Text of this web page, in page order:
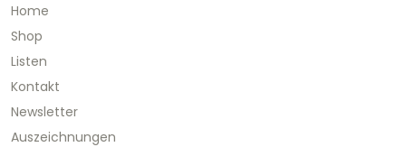
Home
Shop
Listen
Kontakt
Newsletter
Auszeichnungen